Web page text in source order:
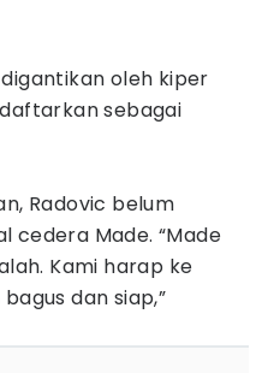
oleh kiper
sebagai
Radovic belum
cedera Made. “Made
Kami harap ke
dan siap,”